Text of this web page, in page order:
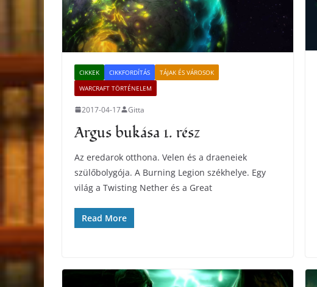
CIKKEK CIKKFORDÍTÁS
TÁJAK ÉS VÁROSOK
WARCRAFT TÖRTÉNELEM
2017-04-17 Gitta
Argus bukása 1. rész
Az eredarok otthona. Velen és a draeneiek
szülőbolygója. A Burning Legion székhelye. Egy
világ a Twisting Nether és a Great
Read More